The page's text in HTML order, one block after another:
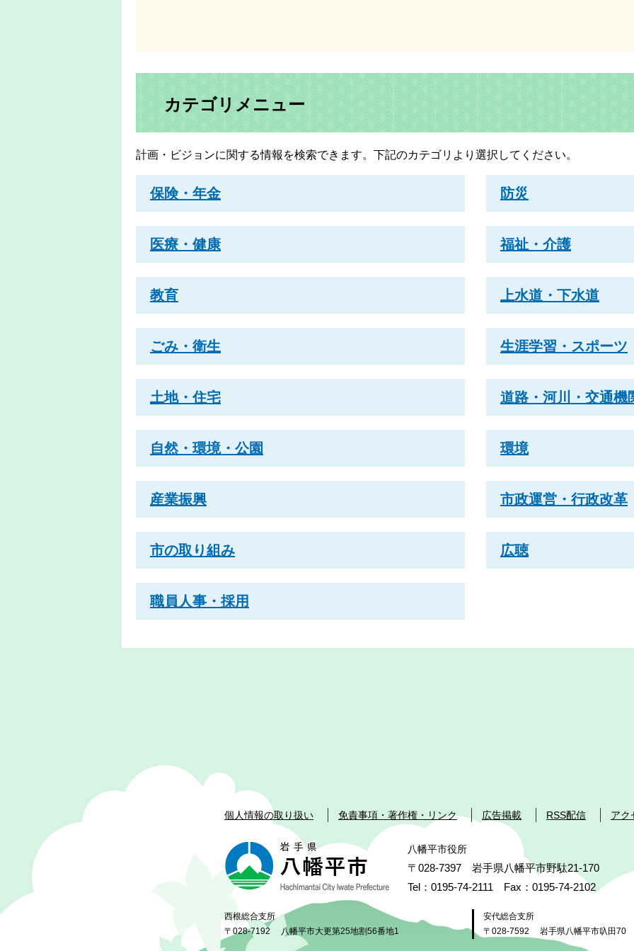
カテゴリメニュー
計画・ビジョンに関する情報を検索できます。下記のカテゴリより選択してください。
保険・年金 防災
医療・健康 福祉・介護
教育 上水道・下水道
ごみ・衛生 生涯学習・スポーツ
土地・住宅 道路・河川・交通機
自然・環境・公園 環境
産業振興 市政運営・行政改革
市の取り組み 広聴
職員人事・採用
個人情報の取り扱い 免責事項・著作権・リンク 広告掲載 RSS配信 アク
八幡平市役所
〒028-7397 岩手県八幡平市野駄21-170
Tel：0195-74-2111 Fax：0195-74-2102
西根総合支所
〒028-7192
八幡平市大更第25地割56番地1
安代総合支所
〒028-7592
岩手県八幡平市叺田70